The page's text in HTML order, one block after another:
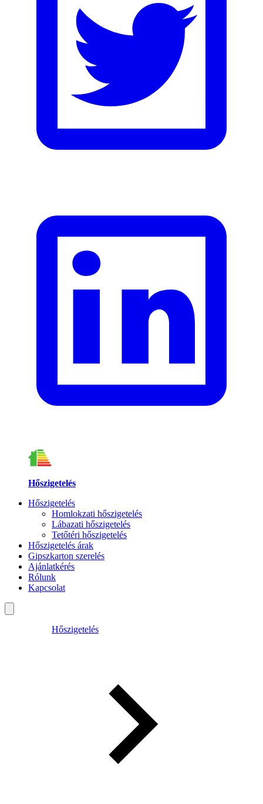
Hőszigetelés
Hőszigetelés
Homlokzati hőszigetelés
Lábazati hőszigetelés
Tetőtéri hőszigetelés
Hőszigetelés árak
Gipszkarton szerelés
Ajánlatkérés
Rólunk
Kapcsolat
Hőszigetelés